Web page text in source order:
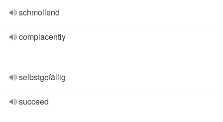
schmollend
complacently
selbstgefällig
succeed